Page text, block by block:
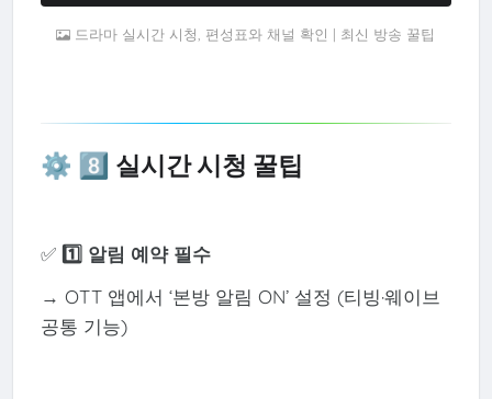
드라마 실시간 시청, 편성표와 채널 확인 | 최신 방송 꿀팁
⚙️ 8️⃣ 실시간 시청 꿀팁
✅ 1️⃣ 알림 예약 필수
→ OTT 앱에서 ‘본방 알림 ON’ 설정 (티빙·웨이브
공통 기능)